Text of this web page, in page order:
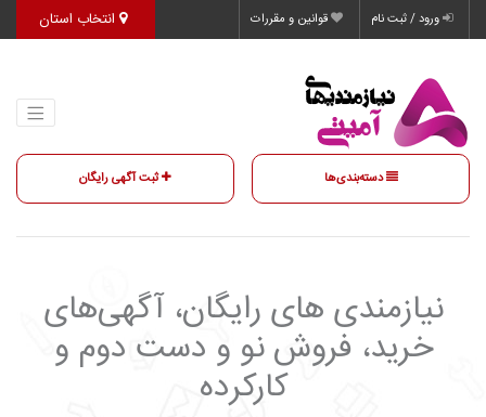
انتخاب استان قوانین و مقررات ورود / ثبت نام
دسته‌بندی‌ها ثبت آگهی رایگان
نیازمندی‌ های رایگان، آگهی‌های
خرید، فروش نو و دست دوم و
کارکرده